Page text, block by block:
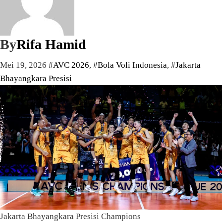
ByRifa Hamid
Mei 19, 2026 #AVC 2026, #Bola Voli Indonesia, #Jakarta
Bhayangkara Presisi
Jakarta Bhayangkara Presisi Champions